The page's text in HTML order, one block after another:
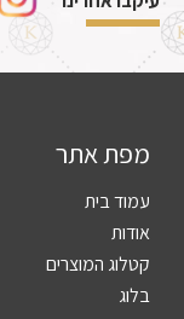
מפת אתר
עמוד בית
אודות
קטלוג המוצרים
בלוג